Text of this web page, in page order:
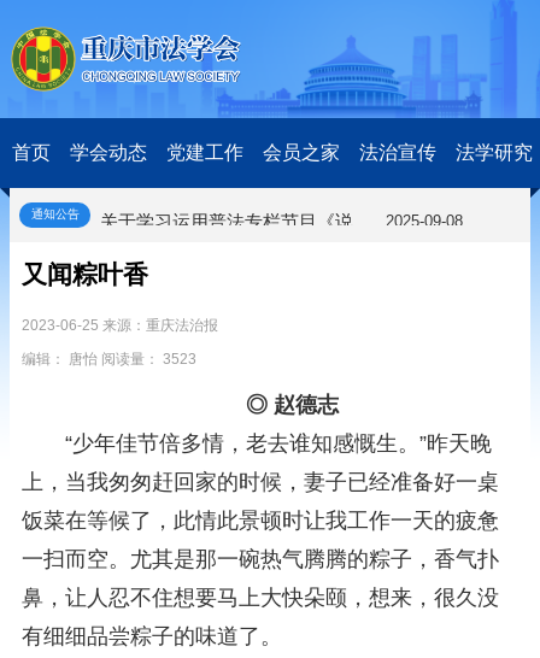
首页 学会动态 党建工作 会员之家 法治宣传 法学研究
通知公告
研究阐释党的二十届四中全会和中央全面依法治国工作会议精神专项课题立项公示公告
关于研究阐释党的二十届四中全会和中央全面依法治国工作会议精神专项课题申报工作的通知 2025-12-07
第七届“中国—东盟法治论坛”11月20日至22日在渝举办2025-11-18
中共重庆市委 重庆市人民政府 关于深入开展向“时代楷模”重庆检察未成年人保护工作团队代表学习活动的决定 2025-10-09
中央政法委印发通知要求学习宣传重庆检察未成年人保护工作团队代表先进事迹 2025-09-30
2025-09-08
征稿启事
关于开展第十一届“全国杰出青年法学家”评选表彰活动的通知 2026-03-18
研究阐释党的二十届四中全会和中央全面依法治国工作会议精神专项课题立项公示公告 2026-02-28
关于研究阐释党的二十届四中全会和中央全面依法治国工作会议精神专项课题申报工作的通知 2025-12-07
第七届“中国—东盟法治论坛”11月20日至22日在渝举办 2025-11-18
重庆市法学会数字法学研究会学术年会拟于11月14日召开 2025-10-28
中共重庆市委 重庆市人民政府 关于深入开展向“时代楷模”重庆检察未成年人保护工作团队代表学习活动的决定 2025-10-09
又闻粽叶香
2023-06-25 来源：重庆法治报
编辑： 唐怡 阅读量： 3523
◎ 赵德志
“少年佳节倍多情，老去谁知感慨生。”昨天晚
上，当我匆匆赶回家的时候，妻子已经准备好一桌
饭菜在等候了，此情此景顿时让我工作一天的疲惫
一扫而空。尤其是那一碗热气腾腾的粽子，香气扑
鼻，让人忍不住想要马上大快朵颐，想来，很久没
有细细品尝粽子的味道了。